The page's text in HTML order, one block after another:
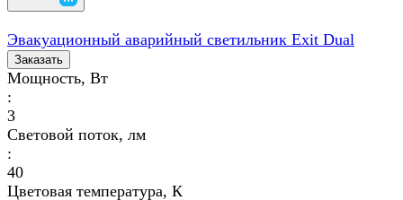
Эвакуационный аварийный светильник Exit Dual
Заказать
Мощность, Вт
:
3
Световой поток, лм
:
40
Цветовая температура, К